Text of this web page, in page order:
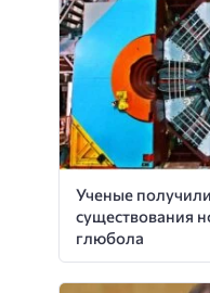
Ученые
существования
глюбола